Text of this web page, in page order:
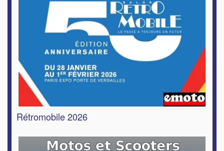
Rétromobile 2026